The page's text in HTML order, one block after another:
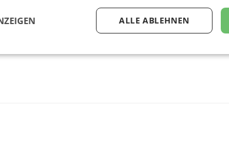
ALLE ABLEHNEN